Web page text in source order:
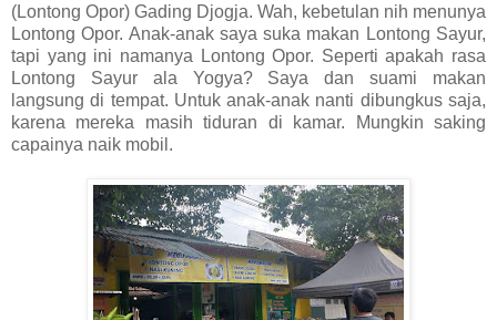
(Lontong Opor) Gading Djogja. Wah, kebetulan nih menunya
Lontong Opor. Anak-anak saya suka makan Lontong Sayur,
tapi yang ini namanya Lontong Opor. Seperti apakah rasa
Lontong Sayur ala Yogya? Saya dan suami makan
langsung di tempat. Untuk anak-anak nanti dibungkus saja,
karena mereka masih tiduran di kamar. Mungkin saking
capainya naik mobil.